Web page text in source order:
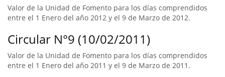
Valor de la Unidad de Fomento para los días comprendidos
entre el 1 Enero del año 2012 y el 9 de Marzo de 2012.
Circular N°9 (10/02/2011)
Valor de la Unidad de Fomento para los días comprendidos
entre el 1 Enero del año 2011 y el 9 de Marzo de 2011.